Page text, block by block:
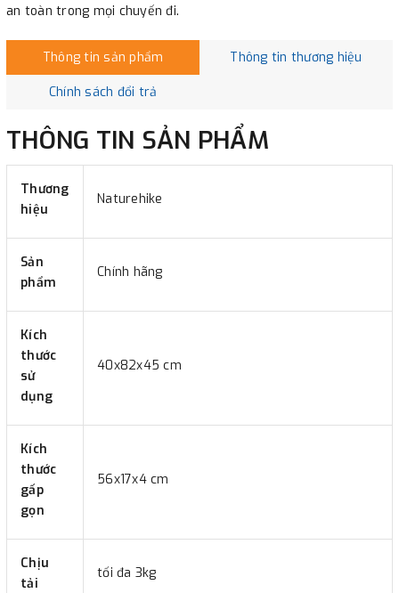
an toàn trong mọi chuyến đi.
Thông tin sản phẩm Thông tin thương hiệu
Chính sách đổi trả
THÔNG TIN SẢN PHẨM
Thương
hiệu
Naturehike
Sản
phẩm
Chính hãng
Kích
thước
sử
dụng
40x82x45 cm
Kích
thước
gấp
gọn
56x17x4 cm
Chịu
tải
tối đa 3kg